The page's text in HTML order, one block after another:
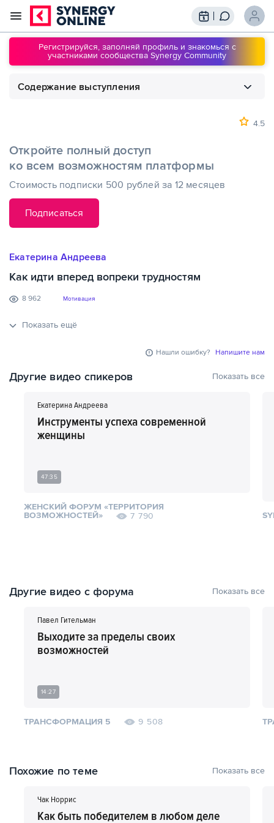
Регистрируйся, заполняй профиль и знакомься с
участниками сообщества Synergy Community
Трансляции
Вебинары
Обучение
Знания
Сообщество
Подписки
Содержание выступления
Екатерина Андреева
Как идти вперед вопреки трудностям
8 962 Мотивация
Показать ещё
4.5
Откройте полный доступ
ко всем возможностям платформы
Стоимость подписки 500 рублей за 12 месяцев
Подписаться
Нашли ошибку? Напишите нам
Другие видео спикеров Показать все
Екатерина Андреева
Инструменты успеха современной
женщины
47:35
ЖЕНСКИЙ ФОРУМ «ТЕРРИТОРИЯ
ВОЗМОЖНОСТЕЙ»
7 790
Другие видео с форума Показать все
Павел Гительман
Выходите за пределы своих
возможностей
14:27
ТРАНСФОРМАЦИЯ 5 9 508
Похожие по теме Показать все
Чак Норрис
Как быть победителем в любом деле